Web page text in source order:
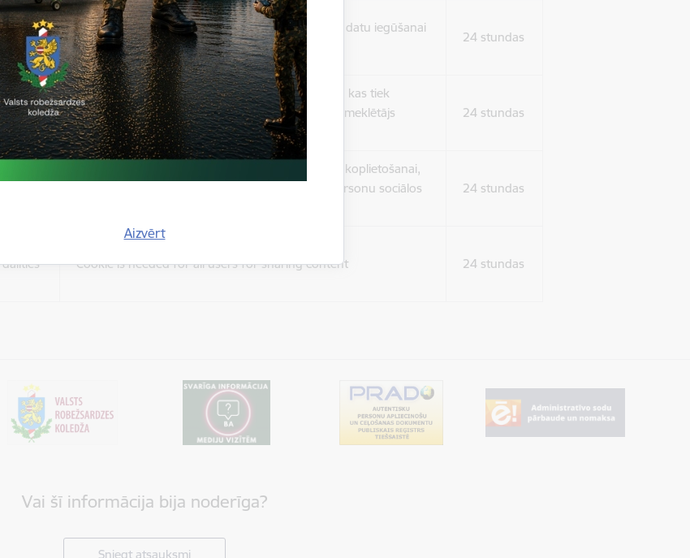
Aizvērt
Reģistrē unikālu ID, kas tiek izmantots statistisko datu iegūšanai
par to, kā apmeklētājs izmanto vietni.
24 stundas
Reģistrē unikālu ID priekš jaunākās GA 4 versijas, kas tiek
izmantots statistisko datu iegūšanai par to, kā apmeklētājs
izmanto vietni.
24 stundas
Šīs sīkdatnes ir paredzētas tādu vietņu un satura koplietošanai,
kas jūs interesē mūsu vietnē, izmantojot trešo personu sociālos
24 stundas
Cookie is needed for all users for sharing content 24 stundas
Vai šī informācija bija noderīga?
Sniegt atsauksmi